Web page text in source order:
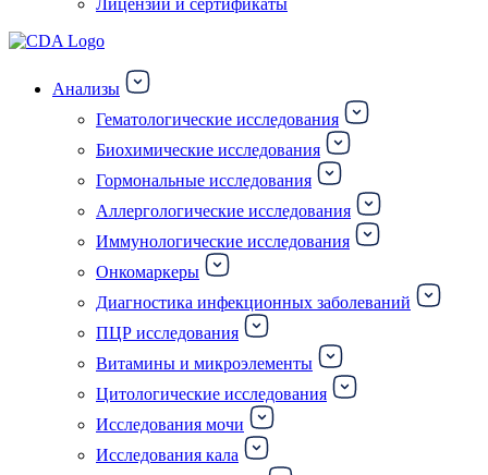
Лицензии и сертификаты
Анализы
Гематологические исследования
Биохимические исследования
Гормональные исследования
Аллергологические исследования
Иммунологические исследования
Онкомаркеры
Диагностика инфекционных заболеваний
ПЦР исследования
Витамины и микроэлементы
Цитологические исследования
Исследования мочи
Исследования кала